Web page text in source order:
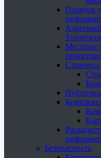
Порядок
Местные
Страница
Безопасность